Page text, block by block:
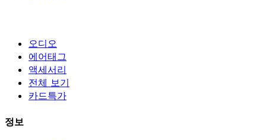
오디오
에어태그
액세서리
전체 보기
카드특가
정보